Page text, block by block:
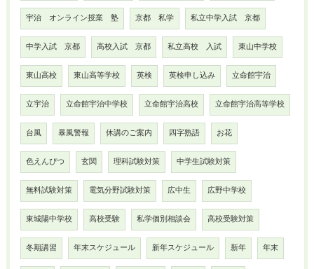
宇治 オンライン授業 塾 京都 私学 私立中学入試 京都
中学入試 京都 高校入試 京都 私立高校 入試 東山中学校
東山高校 東山高等学校 英検 英検申し込み 立命館宇治
立宇治 立命館宇治中学校 立命館宇治高校 立命館宇治高等学校
台風 暴風警報 休講のご案内 四字熟語 お花
色えんぴつ 玄関 理科試験対策 中学生試験対策
無料試験対策 電気分野試験対策 広中生 広野中学校
東城陽中学校 高校受験 私学個別相談会 高校受験対策
冬期講習 年末スケジュール 新年スケジュール 新年 年末